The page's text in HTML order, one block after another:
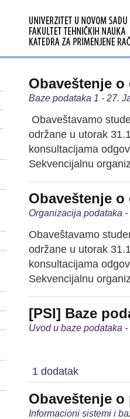
Obaveštenje
Baze podataka 1 - 27.
Obaveštavamo
održane u utorak
konsultacijama
Sekvencijalnu
Obaveštenje
Organizacija podataka
Obaveštavamo
održane u utorak
konsultacijama
Sekvencijalnu
[PSI] Baze
Uvod u baze podataka
1 dodatak
Obaveštenje
Informacioni sistemi i